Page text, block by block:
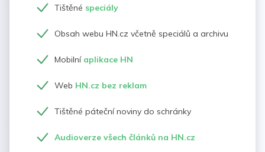
Tištěné speciály
Obsah webu HN.cz včetně speciálů a archivu
Mobilní aplikace HN
Web HN.cz bez reklam
Tištěné páteční noviny do schránky
Audioverze všech článků na HN.cz